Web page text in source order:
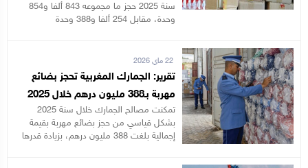
سنة 2025 حجز ما مجموعه 843 ألفا و854
وحدة، مقابل 254 ألفا و388 وحدة
22 ماي 2026
تقرير: الجمارك المغربية تحجز بضائع
مهربة بـ388 مليون درهم خلال 2025
بشكل قياسي من حجز بضائع مهربة بقيمة
إجمالية بلغت 388 مليون درهم، بزيادة قدرها